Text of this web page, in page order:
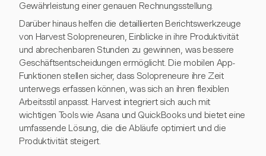
Gewährleistung einer genauen Rechnungsstellung.
Darüber hinaus helfen die detaillierten Berichtswerkzeuge
von Harvest Solopreneuren, Einblicke in ihre Produktivität
und abrechenbaren Stunden zu gewinnen, was bessere
Geschäftsentscheidungen ermöglicht. Die mobilen App-
Funktionen stellen sicher, dass Solopreneure ihre Zeit
unterwegs erfassen können, was sich an ihren flexiblen
Arbeitsstil anpasst. Harvest integriert sich auch mit
wichtigen Tools wie Asana und QuickBooks und bietet eine
umfassende Lösung, die die Abläufe optimiert und die
Produktivität steigert.